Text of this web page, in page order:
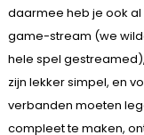
daarmee heb je ook
game-stream (we
hele spel
zijn lekker simpel, en
verbanden moeten
compleet te maken,